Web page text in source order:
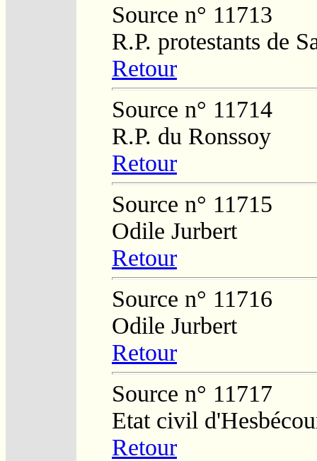
Source n° 11713
R.P. protestants de
Retour
Source n° 11714
R.P. du Ronssoy
Retour
Source n° 11715
Odile Jurbert
Retour
Source n° 11716
Odile Jurbert
Retour
Source n° 11717
Etat civil
Retour